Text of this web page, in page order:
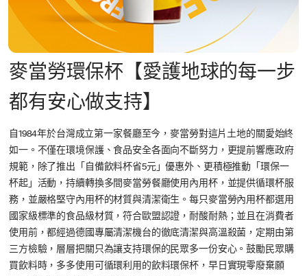
麥當勞環保杯【愛護地球的每一步
都有安心做支持】
自1984年於台灣成立第一家餐廳至今，麥當勞對這片土地的關愛始終
如一。不僅在環境保護、食品安全各面向不斷努力，更提前響應政府
規範，除了推出「自備飲料杯省5元」優惠外、更積極推動「環保一
杯起」活動，持續轉換多間麥當勞餐廳使用內用杯，並提供循環杯服
務，並嚴格堅守內用杯的材質與清潔衛生。每只麥當勞內用杯都選用
國家級標準的食品級材質，符合歐盟認證，耐酸耐熱；並且在消費者
使用前，都經過德國專屬清潔機台的徹底清潔與高溫殺菌，定期由第
三方檢驗，層層把關只為讓支持環保的民眾多一份安心。鼓勵民眾購
買飲料時，多多使用可循環利用的飲料環保杯，早日實現零廢棄願